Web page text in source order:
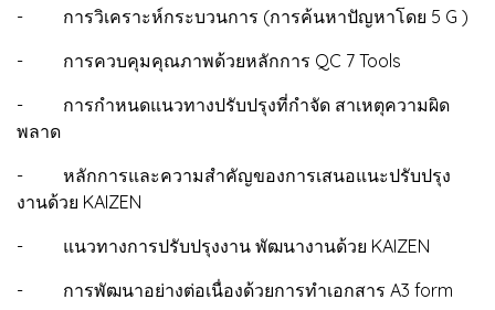
- การวิเคราะห์กระบวนการ (การค้นหาปัญหาโดย 5 G )
- การควบคุมคุณภาพด้วยหลักการ QC 7 Tools
- การกำหนดแนวทางปรับปรุงที่กำจัด สาเหตุความผิด
พลาด
- หลักการและความสำคัญของการเสนอแนะปรับปรุง
งานด้วย KAIZEN
- แนวทางการปรับปรุงงาน พัฒนางานด้วย KAIZEN
- การพัฒนาอย่างต่อเนื่องด้วยการทำเอกสาร A3 form